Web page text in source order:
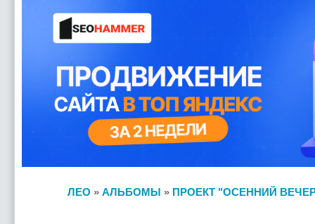
ЛЕО » АЛЬБОМЫ » ПРОЕКТ "ОСЕННИЙ